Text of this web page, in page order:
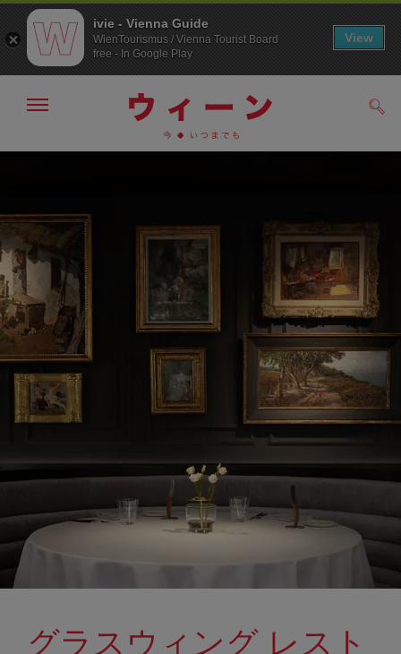
ー
ー
の
ト
ッ
プ
へ
メ
非
示
グラスウィング レスト
ivie - Vienna Guide
WienTourismus / Vienna Tourist Board
free - In Google Play
View